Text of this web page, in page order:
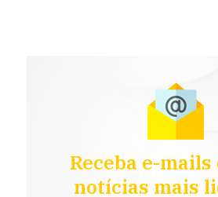
Receba e-mails
notícias mais